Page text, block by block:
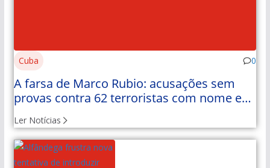
Cuba 0
A farsa de Marco Rubio: acusações sem
provas contra 62 terroristas com nome e
Ler Notícias